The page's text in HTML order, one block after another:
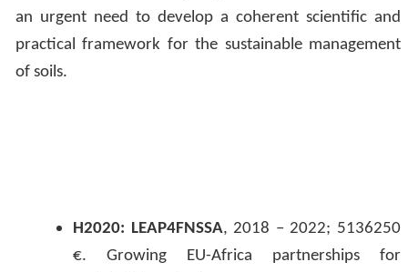
an urgent need to develop a coherent scientific and
practical framework for the sustainable management
of soils.
H2020: LEAP4FNSSA, 2018 – 2022; 5136250
€.
Growing EU-Africa partnerships for